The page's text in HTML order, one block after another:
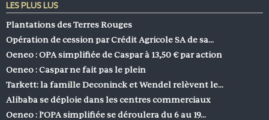
LES PLUS LUS
Plantations des Terres Rouges
Opération de cession par Crédit Agricole SA de sa…
Oeneo : OPA simplifiée de Caspar à 13,50 € par action
Oeneo : Caspar ne fait pas le plein
Tarkett: la famille Deconinck et Wendel relèvent le…
Alibaba se déploie dans les centres commerciaux
Oeneo : l’OPA simplifiée se déroulera du 6 au 19…